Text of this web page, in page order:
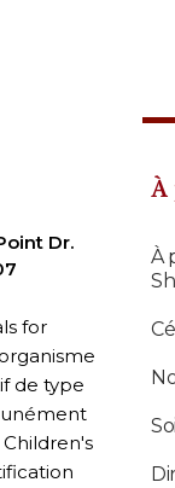
Dr.
for
de type
À
À